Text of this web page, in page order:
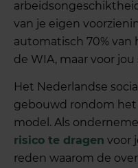
van je eigen
automatisch 70% van
de WIA, maar voor
Het Nederlandse
gebouwd rondom
model. Als
risico te dragen voor
reden waarom de